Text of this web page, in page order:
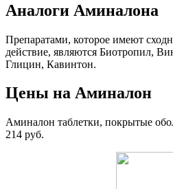
Аналоги Аминалона
Препаратами, которое имеют
действие, являются Биотропил,
Глицин, Кавинтон.
Цены на Аминалон
Аминалон таблетки, покрытые
214 руб.